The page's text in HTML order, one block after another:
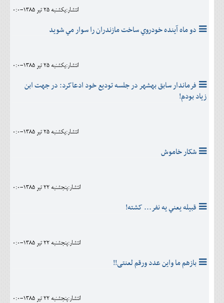
انتشار:يکشنبه 25 تير 1385-0:0
دو ماه آينده خودروي ساخت مازندران را سوار مي شويد
انتشار:يکشنبه 25 تير 1385-0:0
فرماندار سابق بهشهر در جلسه توديع خود ادعاکرد: در جهت ابن
زياد بودم!
انتشار:يکشنبه 25 تير 1385-0:0
شکار خاموش
انتشار:پنجشنبه 22 تير 1385-0:0
قبيله يعني يه نفر... کشته!
انتشار:پنجشنبه 22 تير 1385-0:0
بازهم ما واین عدد ورقم لعنتی!!
انتشار:پنجشنبه 22 تير 1385-0:0